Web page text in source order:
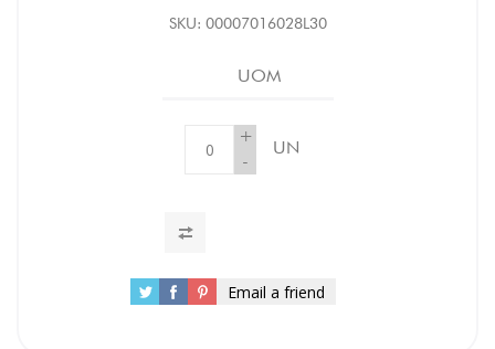
SKU: 00007016028L30
UOM
+
-
UN
Email a friend